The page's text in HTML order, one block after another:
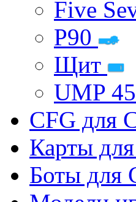
Five
P90
Щит
UMP 45
CFG для
Карты
Боты для